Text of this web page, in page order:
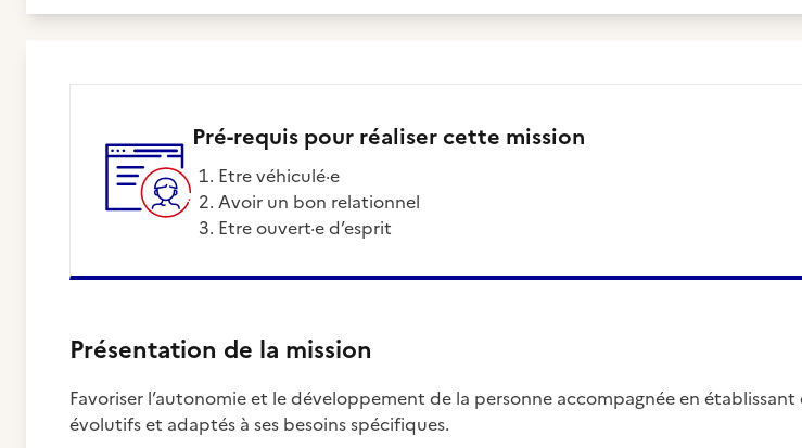
Pré-requis pour réaliser cette mission
Etre véhiculé·e
Avoir un bon relationnel
Etre ouvert·e d’esprit
Présentation de la mission
Favoriser l’autonomie et le développement de la personne accompagnée en
évolutifs et adaptés à ses besoins spécifiques.